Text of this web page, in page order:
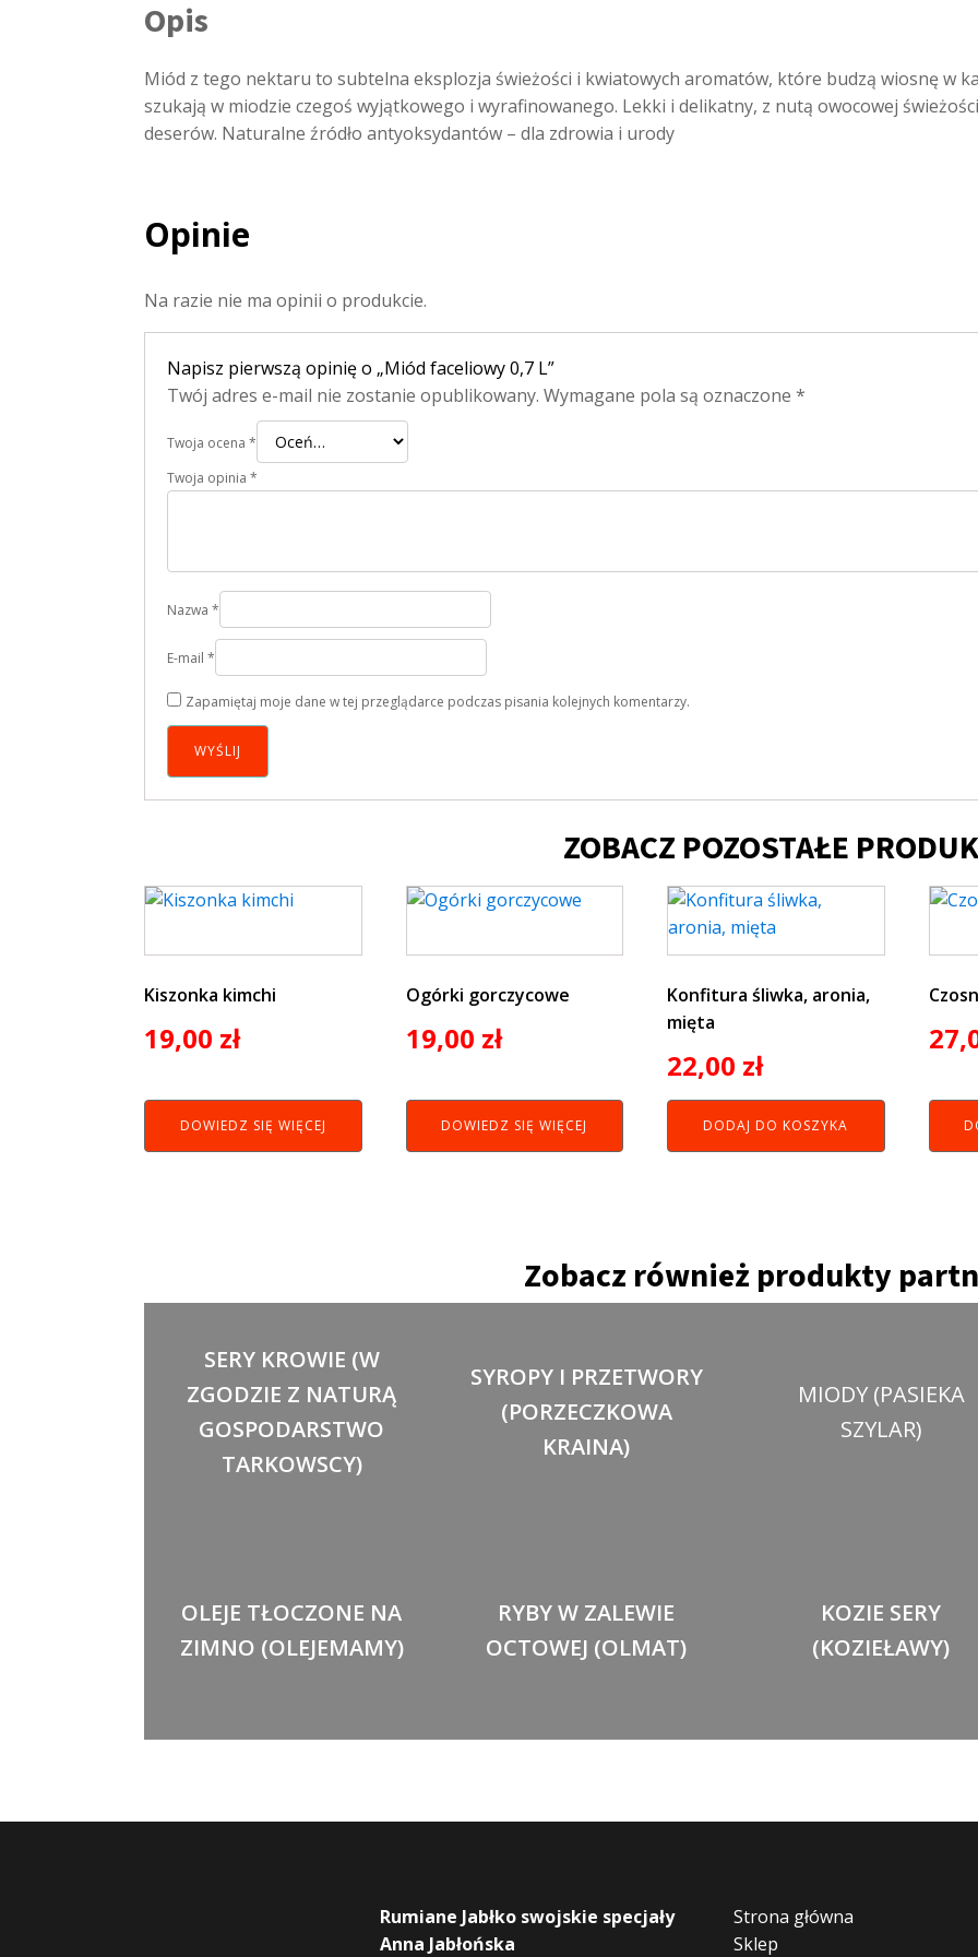
Opis
Miód z tego nektaru to subtelna eksplozja świeżości i kwiatowych aromatów, które budzą wiosnę w
szukają w miodzie czegoś wyjątkowego i wyrafinowanego. Lekki i delikatny, z nutą owocowej
deserów. Naturalne źródło antyoksydantów – dla zdrowia i urody
Opinie
Na razie nie ma opinii o produkcie.
Napisz pierwszą opinię o „Miód faceliowy 0,7 L”
Twój adres e-mail nie zostanie opublikowany. Wymagane pola są oznaczone *
Twoja ocena *
Twoja opinia *
Nazwa *
E-mail *
Zapamiętaj moje dane w tej przeglądarce podczas pisania kolejnych komentarzy.
ZOBACZ POZOSTAŁE
Kiszonka kimchi
19,00 zł
DOWIEDZ SIĘ WIĘCEJ
Ogórki gorczycowe
19,00 zł
DOWIEDZ SIĘ WIĘCEJ
Konfitura śliwka, aronia,
mięta
22,00 zł
DODAJ DO KOSZYKA
Zobacz również produkty
SERY KROWIE (W
ZGODZIE Z NATURĄ
GOSPODARSTWO
TARKOWSCY)
SYROPY I PRZETWORY
(PORZECZKOWA
KRAINA)
MIODY (PASIEKA
SZYLAR)
OLEJE TŁOCZONE NA
ZIMNO (OLEJEMAMY)
RYBY W ZALEWIE
OCTOWEJ (OLMAT)
KOZIE SERY
(KOZIEŁAWY)
Rumiane Jabłko swojskie specjały
Anna Jabłońska
Strona główna
Sklep